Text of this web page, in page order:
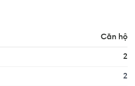
lập nghiệp nơi thành phố
dự án West Gate Park còn
học các cấp, trường trung cấp
Căn hộ
2
2